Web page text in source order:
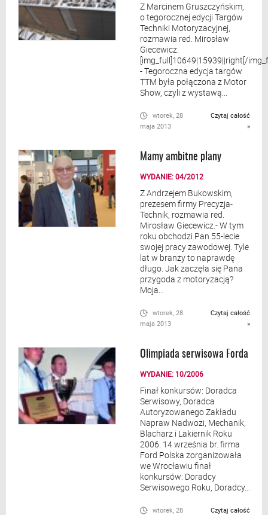
Z Marcinem Gruszczyńskim,
o tegorocznej edycji Targów
Techniki Motoryzacyjnej,
rozmawia red. Mirosław
Giecewicz.
[img_full]10649|15939||right[/
- Tegoroczna edycja targów
TTM była połączona z Motor
Show, czyli z wystawą...
wtorek, 28
maja 2013
Czytaj całość
»
Mamy ambitne plany
WYDANIE: 04/2012
Z Andrzejem Bukowskim,
prezesem firmy Precyzja-
Technik, rozmawia red.
Mirosław Giecewicz.- W tym
roku obchodzi Pan 55-lecie
swojej pracy zawodowej. Tyle
lat w branży to naprawdę
długo. Jak zaczęła się Pana
przygoda z motoryzacją?
Moja...
wtorek, 28
maja 2013
Czytaj całość
»
Olimpiada serwisowa Forda
WYDANIE: 10/2006
Finał konkursów: Doradca
Serwisowy, Doradca
Autoryzowanego Zakładu
Napraw Nadwozi, Mechanik,
Blacharz i Lakiernik Roku
2006. 14 września br. firma
Ford Polska zorganizowała
we Wrocławiu finał
konkursów: Doradcy
Serwisowego Roku, Doradcy...
wtorek, 28
Czytaj całość